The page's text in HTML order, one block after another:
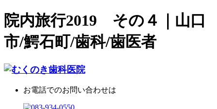
院内旅行2019 その４｜山口
市/鰐石町/歯科/歯医者
お電話でのお問い合わせは